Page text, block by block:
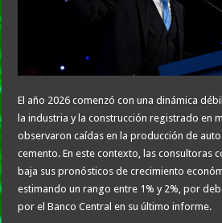
El año 2026 comenzó con una dinámica
la industria y la construcción registrado en
observaron caídas en la producción de
cemento. En este contexto, las consultoras
baja sus pronósticos de crecimiento
estimando un rango entre 1% y 2%, por
por el Banco Central en su último informe.